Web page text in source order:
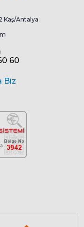
Kaş/Antalya
60
Biz